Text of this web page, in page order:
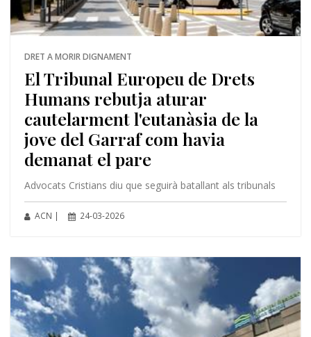
DRET A MORIR DIGNAMENT
El Tribunal Europeu de Drets
Humans rebutja aturar
cautelarment l'eutanàsia de la
jove del Garraf com havia
demanat el pare
Advocats Cristians diu que seguirà batallant als tribunals
ACN | 24-03-2026